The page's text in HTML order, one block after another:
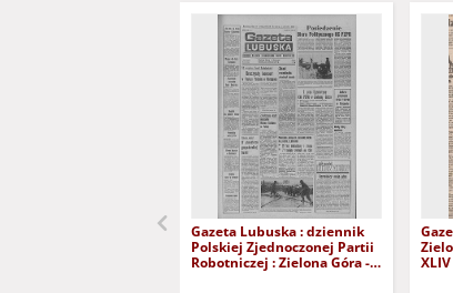
Gazeta Lubuska : dziennik
Polskiej Zjednoczonej Partii
Robotniczej : Zielona Góra -